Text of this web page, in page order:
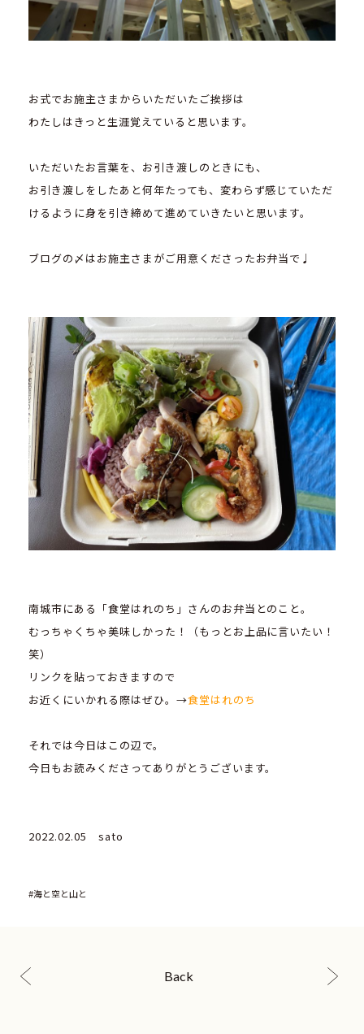
お式でお施主さまからいただいたご挨拶は
わたしはきっと生涯覚えていると思います。
いただいたお言葉を、お引き渡しのときにも、
お引き渡しをしたあと何年たっても、変わらず感じていただ
けるように身を引き締めて進めていきたいと思います。
ブログの〆はお施主さまがご用意くださったお弁当で♩
南城市にある「食堂はれのち」さんのお弁当とのこと。
むっちゃくちゃ美味しかった！（もっとお上品に言いたい！
笑）
リンクを貼っておきますので
お近くにいかれる際はぜひ。→食堂はれのち
それでは今日はこの辺で。
今日もお読みくださってありがとうございます。
2022.02.05 sato
#海と空と山と
Back